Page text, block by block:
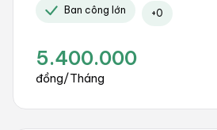
Ban công lớn +0
5.400.000
đồng/Tháng